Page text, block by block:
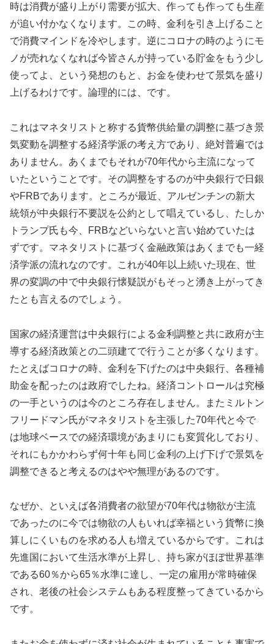
時は消費が盛り上がり需要が拡大、作っても作っても生産
が追い付かなくなります。この時、金利を引き上げること
で消費マインドを冷やします。逆にコロナの時のようにモ
ノが売れなくなれば今皆さんが持っている貯金をもう少し
使ってよ、という発想のもと、お金を使わせて景気を盛り
上げるわけです。論理的には、です。
これはマネタリストと称する貨幣供給量の調整に基づき景
気変動を調整する経済学派の考え方であり、絶対普遍では
ありません。あくまでもそれが70年代から主流になって
いたということです。その調整をするのが中央銀行で日銀
やFRBであります。ところが最近、アルゼンチンの新大
統領が中央銀行不要説を公約として唱えているし、たしか
トランプ氏も今、FRBなどいらないと言い始めていたは
ずです。マネタリストに基づく金融政策はあくまでも一経
済学派の流れなのです。これが40年以上続いた現在、世
界の変調の中で中央銀行懐疑説がもそっと湧き上がってき
たとも言えるのでしょう。
国家の経済運営は中央銀行による金利調整と共に政府が主
導する経済政策との二頭建てで行うことが多くなります。
たとえばコロナの時、金利を下げたのは中央銀行、各種補
助金を配ったのは政府でしたね。経済コントロールは究極
の一手というのは今のところ存在しません。またミルトン
フリードマン氏がマネタリストを主張した70年代と今で
は地球ベースでの経済環境があまりにも変質化しており、
それにもかかわらず何十年も同じ金利の上げ下げで景気を
調整できると考えるのはやや無理があるのです。
なぜか、といえば各消費者の欲望が70年代は物欲が主流
であったのに今では物欲の人もいれば幸福という貨幣に換
算しにくいものを求める人も増えているからです。これは
先進国において生活水準が上昇し、持ち家がほぼ世界基準
である60％から65％水準に達し、一定の雇用が常時確保
され、老後の社会システムもある程度整ってきているから
です。